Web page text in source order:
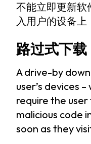
不能立即更新软
入用户的设备上
路过式下载
A drive-by
user’s devices
require the
malicious code
soon as they